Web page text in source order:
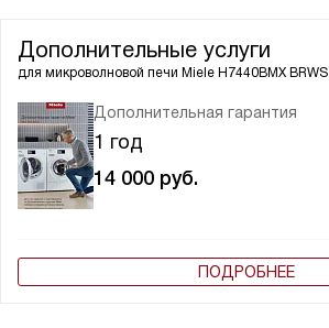
Дополнительные услуги
для микроволновой печи Miele H7440BMX BRWS
Дополнительная гарантия
1 год
14 000 руб.
ПОДРОБНЕЕ